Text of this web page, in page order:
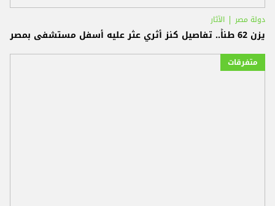
دولة مصر الآثار
يزن 62 طناً.. تفاصيل كنز أثري عثر عليه أسفل مستشفى بمصر
متفرقات